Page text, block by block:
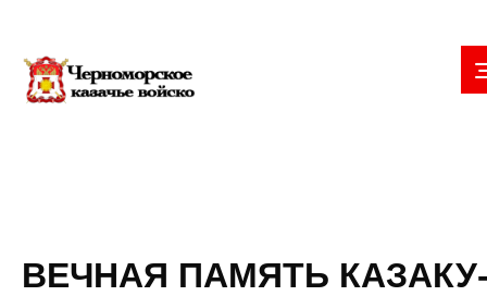
ВЕЧНАЯ ПАМЯТЬ